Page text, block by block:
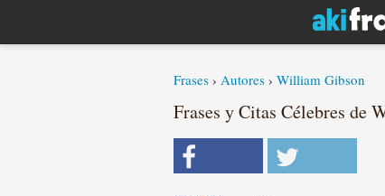
Frases › Autores › William Gibson
Frases y Citas Célebres de